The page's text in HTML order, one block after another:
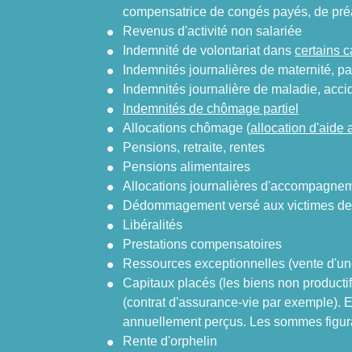
compensatrice de congés payés, de
Revenus d'activité non salariée
Indemnité de volontariat dans certains
Indemnités journalières de maternité,
Indemnités journalière de maladie,
Indemnités de chômage partiel
Allocations chômage (allocation d'aide
Pensions, retraite, rentes
Pensions alimentaires
Allocations journalières
Dédommagement versé aux victimes
Libéralités
Prestations compensatoires
Ressources exceptionnelles (vente
Capitaux placés (les biens non
(contrat d'assurance-vie par exemple).
annuellement perçus. Les sommes
Rente d'orphelin